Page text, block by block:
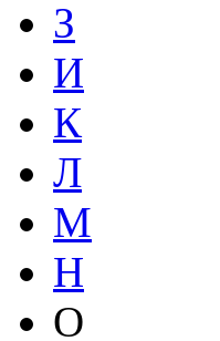
З
И
К
Л
М
Н
О